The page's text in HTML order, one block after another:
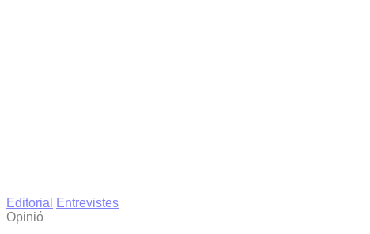
Editorial
Entrevistes
Opinió